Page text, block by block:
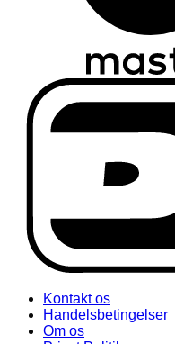
Kontakt os
Handelsbetingelser
Om os